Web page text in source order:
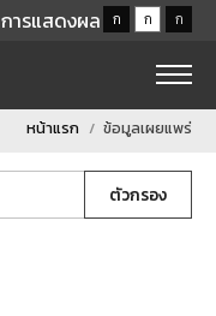
การแสดงผล ก ก ก
หน้าแรก ข้อมูลเผยแพร่
ตัวกรอง